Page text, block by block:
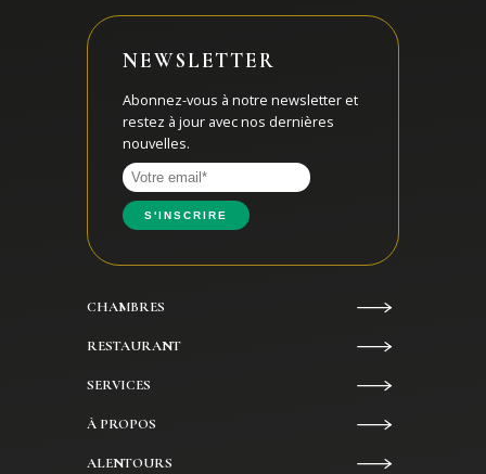
NEWSLETTER
Abonnez-vous à notre newsletter et
restez à jour avec nos dernières
nouvelles.
CHAMBRES
RESTAURANT
SERVICES
À PROPOS
ALENTOURS